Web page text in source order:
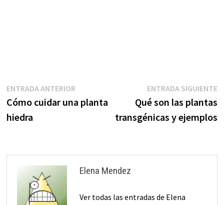
Navegación
de
ENTRADA ANTERIOREntrada
anterior:
Cómo cuidar una planta
hiedra
ENTRADA SIGUIENTE
Qué son las plantas
transgénicas y ejemplos
Elena Mendez
Ver todas las entradas de Elena